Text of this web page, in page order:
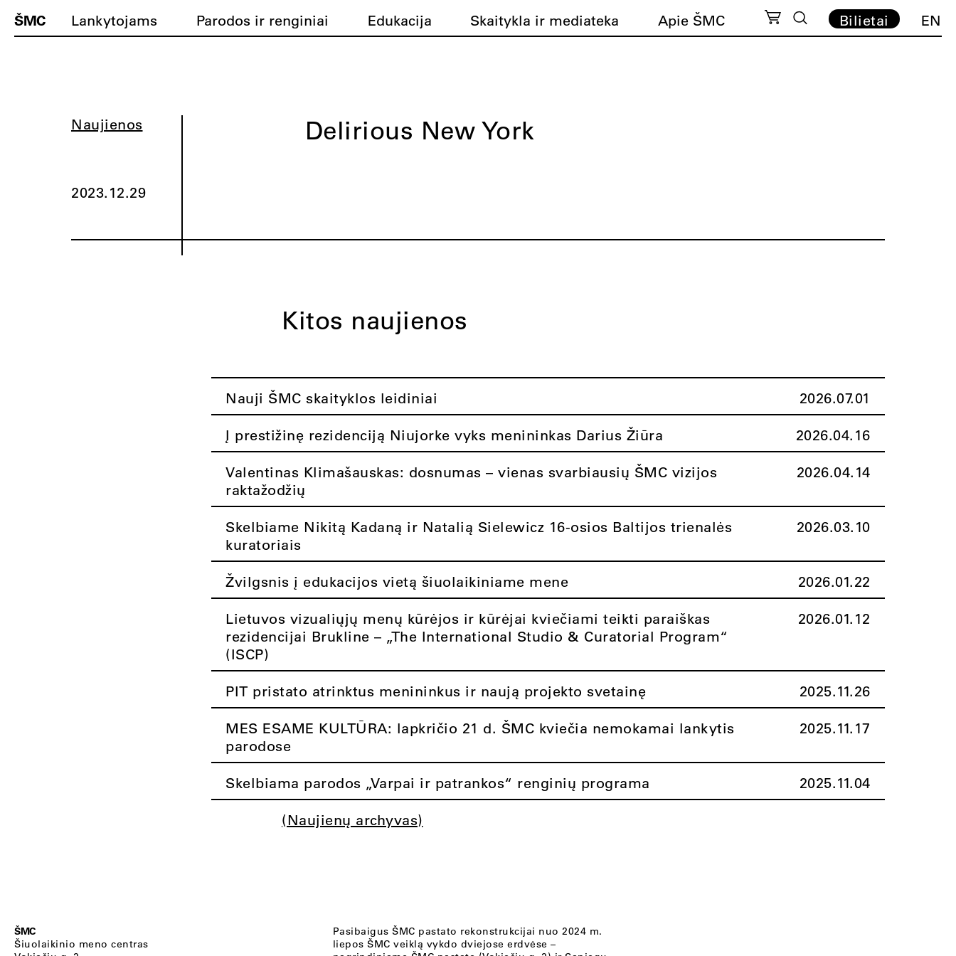
ŠMC Lankytojams Parodos ir renginiai Edukacija Skaitykla ir mediateka Apie ŠMC Bilietai EN
Naujienos
2023.12.29
Delirious New York
Kitos naujienos
Nauji ŠMC skaityklos leidiniai 2026.07.01
Į prestižinę rezidenciją Niujorke vyks menininkas Darius Žiūra 2026.04.16
Valentinas Klimašauskas: dosnumas – vienas svarbiausių ŠMC vizijos
raktažodžių
2026.04.14
Skelbiame Nikitą Kadaną ir Natalią Sielewicz 16-osios Baltijos trienalės
kuratoriais
2026.03.10
Žvilgsnis į edukacijos vietą šiuolaikiniame mene 2026.01.22
Lietuvos vizualiųjų menų kūrėjos ir kūrėjai kviečiami teikti paraiškas
rezidencijai Brukline – „The International Studio & Curatorial Program“
(ISCP)
2026.01.12
PIT pristato atrinktus menininkus ir naują projekto svetainę 2025.11.26
MES ESAME KULTŪRA: lapkričio 21 d. ŠMC kviečia nemokamai lankytis
parodose
2025.11.17
Skelbiama parodos „Varpai ir patrankos“ renginių programa 2025.11.04
(Naujienų archyvas)
ŠMC
Šiuolaikinio meno centras
Pasibaigus ŠMC pastato rekonstrukcijai nuo 2024 m.
liepos ŠMC veiklą vykdo dviejose erdvėse –